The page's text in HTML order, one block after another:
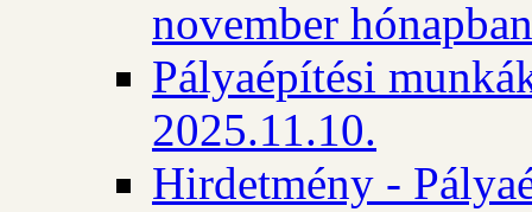
november hónapban
Pályaépítési
2025.11.10.
Hirdetmény -